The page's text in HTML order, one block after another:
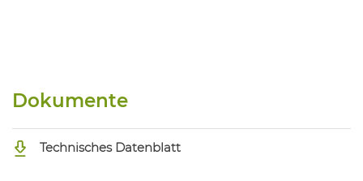
Dokumente
Technisches Datenblatt